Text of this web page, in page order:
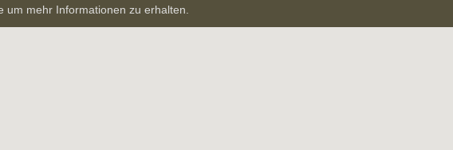
um mehr Informationen zu erhalten.